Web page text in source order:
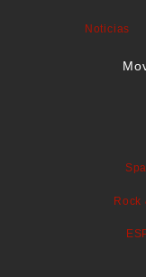
Noticias
Rock